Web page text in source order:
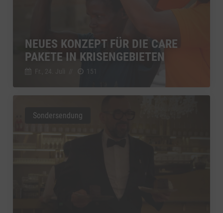
NEUES KONZEPT FÜR DIE CARE
PAKETE IN KRISENGEBIETEN
Fr., 24. Juli 151
Sondersendung